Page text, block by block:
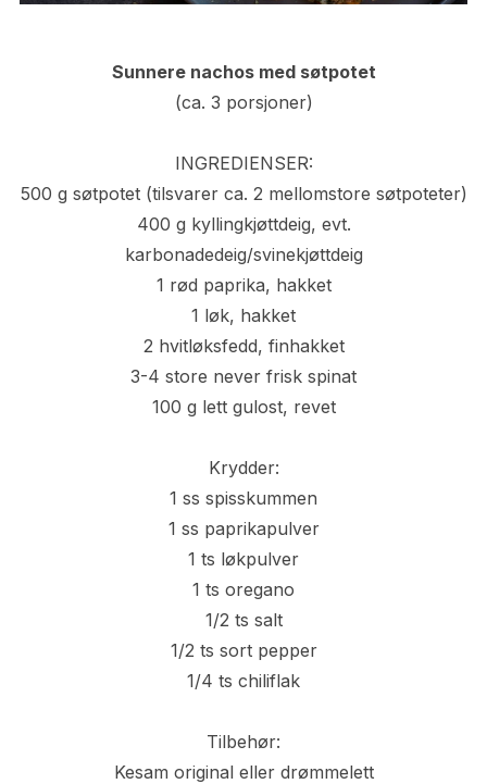
Sunnere nachos med søtpotet
(ca. 3 porsjoner)
INGREDIENSER:
500 g søtpotet (tilsvarer ca. 2 mellomstore søtpoteter)
400 g kyllingkjøttdeig, evt.
karbonadedeig/svinekjøttdeig
1 rød paprika, hakket
1 løk, hakket
2 hvitløksfedd, finhakket
3-4 store never frisk spinat
100 g lett gulost, revet
Krydder:
1 ss spisskummen
1 ss paprikapulver
1 ts løkpulver
1 ts oregano
1/2 ts salt
1/2 ts sort pepper
1/4 ts chiliflak
Tilbehør:
Kesam original eller drømmelett